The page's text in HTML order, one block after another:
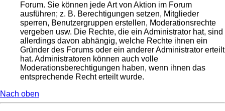
Forum. Sie können jede Art von Aktion im Forum
ausführen; z. B. Berechtigungen setzen, Mitglieder
sperren, Benutzergruppen erstellen, Moderationsrechte
vergeben usw. Die Rechte, die ein Administrator hat, sind
allerdings davon abhängig, welche Rechte ihnen ein
Gründer des Forums oder ein anderer Administrator erteilt
hat. Administratoren können auch volle
Moderationsberechtigungen haben, wenn ihnen das
entsprechende Recht erteilt wurde.
Nach oben